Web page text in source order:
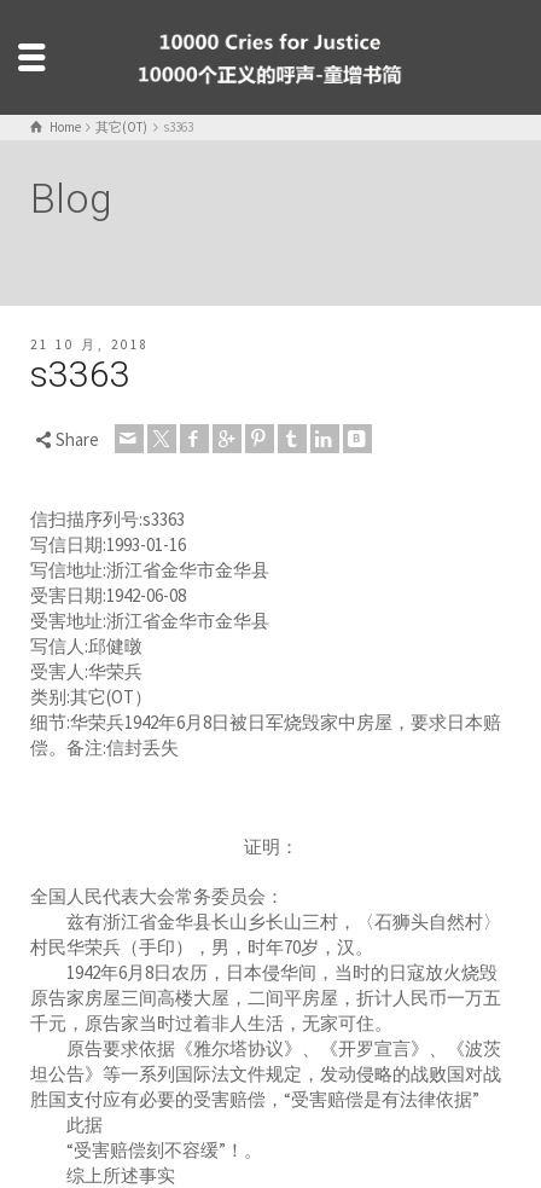
Home 其它(OT) s3363
Blog
21 10 月, 2018
s3363
Share
信扫描序列号:s3363
写信日期:1993-01-16
写信地址:浙江省金华市金华县
受害日期:1942-06-08
受害地址:浙江省金华市金华县
写信人:邱健暾
受害人:华荣兵
类别:其它(OT）
细节:华荣兵1942年6月8日被日军烧毁家中房屋，要求日本赔
偿。备注:信封丢失
证明：
全国人民代表大会常务委员会：
兹有浙江省金华县长山乡长山三村，〈石狮头自然村〉
村民华荣兵（手印），男，时年70岁，汉。
1942年6月8日农历，日本侵华间，当时的日寇放火烧毁
原告家房屋三间高楼大屋，二间平房屋，折计人民币一万五
千元，原告家当时过着非人生活，无家可住。
原告要求依据《雅尔塔协议》、《开罗宣言》、《波茨
坦公告》等一系列国际法文件规定，发动侵略的战败国对战
胜国支付应有必要的受害赔偿，“受害赔偿是有法律依据”
此据
“受害赔偿刻不容缓”！。
综上所述事实